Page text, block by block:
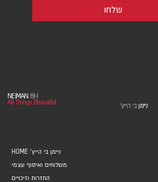
HOME 'ניימן בי הייץ
משלוחים ואיסוף עצמי
החזרות וזיכויים
שלחו
NEIMAN BH
All Things Beautiful
' ניימן בי הייץ